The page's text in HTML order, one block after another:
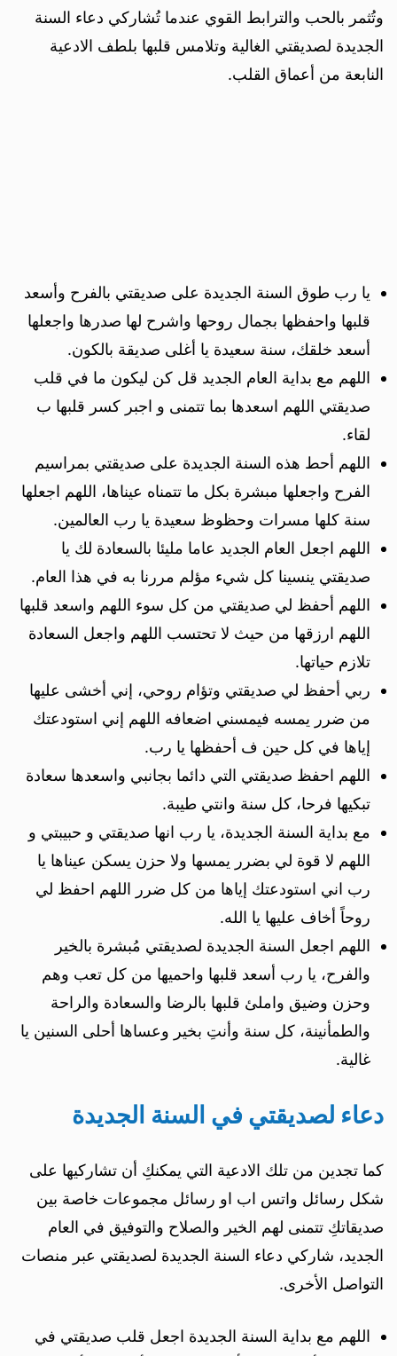
وتُثمر بالحب والترابط القوي عندما تُشاركي دعاء السنة
الجديدة لصديقتي الغالية وتلامس قلبها بلطف الادعية
النابعة من أعماق القلب.
يا رب طوق السنة الجديدة على صديقتي بالفرح وأسعد
قلبها واحفظها بجمال روحها واشرح لها صدرها واجعلها
أسعد خلقك، سنة سعيدة يا أغلى صديقة بالكون.
اللهم مع بداية العام الجديد قل كن ليكون ما في قلب
صديقتي اللهم اسعدها بما تتمنى و اجبر كسر قلبها ب
لقاء.
اللهم أحط هذه السنة الجديدة على صديقتي بمراسيم
الفرح واجعلها مبشرة بكل ما تتمناه عيناها، اللهم اجعلها
سنة كلها مسرات وحظوظ سعيدة يا رب العالمين.
اللهم اجعل العام الجديد عاما مليئا بالسعادة لك يا
صديقتي ينسينا كل شيء مؤلم مررنا به في هذا العام.
اللهم أحفظ لي صديقتي من كل سوء اللهم واسعد قلبها
اللهم ارزقها من حيث لا تحتسب اللهم واجعل السعادة
تلازم حياتها.
ربي أحفظ لي صديقتي وتؤام روحي، إني أخشى عليها
من ضرر يمسه فيمسني اضعافه اللهم إني استودعتك
إياها في كل حين ف أحفظها يا رب.
اللهم احفظ صديقتي التي دائما بجانبي واسعدها سعادة
تبكيها فرحا، كل سنة وانتي طيبة.
مع بداية السنة الجديدة، يا رب انها صديقتي و حبيبتي و
اللهم لا قوة لي بضرر يمسها ولا حزن يسكن عيناها يا
رب اني استودعتك إياها من كل ضرر اللهم احفظ لي
روحاً أخاف عليها يا الله.
اللهم اجعل السنة الجديدة لصديقتي مُبشرة بالخير
والفرح، يا رب أسعد قلبها واحميها من كل تعب وهم
وحزن وضيق واملئ قلبها بالرضا والسعادة والراحة
والطمأنينة، كل سنة وأنتِ بخير وعساها أحلى السنين يا
غالية.
دعاء لصديقتي في السنة الجديدة
كما تجدين من تلك الادعية التي يمكنكِ أن تشاركيها على
شكل رسائل واتس اب او رسائل مجموعات خاصة بين
صديقاتكِ تتمنى لهم الخير والصلاح والتوفيق في العام
الجديد، شاركي دعاء السنة الجديدة لصديقتي عبر منصات
التواصل الأخرى.
اللهم مع بداية السنة الجديدة اجعل قلب صديقتي في